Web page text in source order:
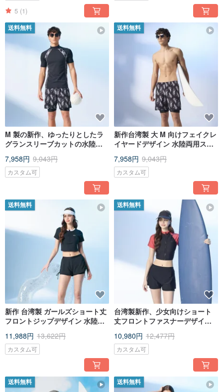
5 (1)
送料無料
M 製の新作、ゆったりとしたラ
グランスリーブカットの水陸両
ックスモデル。
7,958円 9,043円
カスタム可
送料無料
新作台湾製 大 M 向けフェイクレ
イヤードデザイン 水陸両用スイ
ト
7,958円 9,043円
カスタム可
送料無料
新作 台湾製 ガールズショート丈
フロントジップデザイン 水陸両
ロック
11,988円 13,622円
カスタム可
送料無料
台湾製新作、少女向けショート
丈フロントファスナーデザイ
美学
10,980円 12,477円
カスタム可
送料無料 送料無料